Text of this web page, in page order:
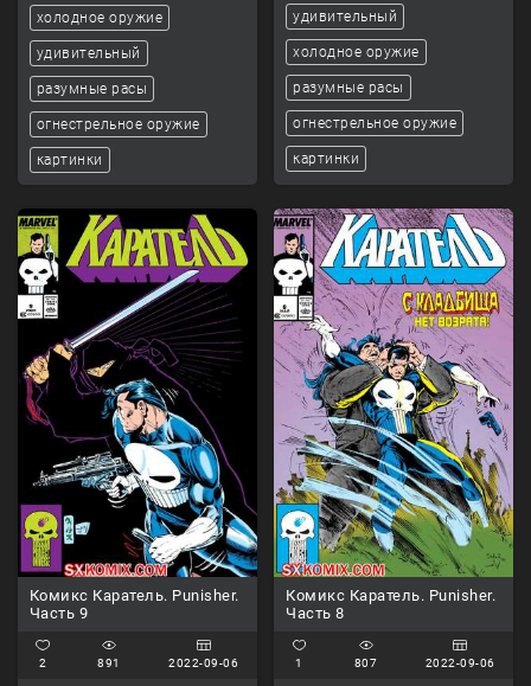
холодное оружие
удивительный
разумные расы
огнестрельное оружие
картинки
удивительный
холодное оружие
разумные расы
огнестрельное оружие
картинки
Комикс Каратель. Punisher.
Часть 9
2 891 2022-09-06
Комикс Каратель. Punisher.
Часть 8
1 807 2022-09-06